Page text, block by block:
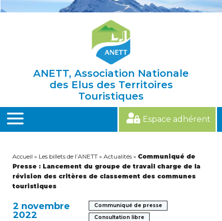
ANETT, Association Nationale
des Elus des Territoires
Touristiques
MENU
Espace adhérent
Accueil » Les billets de l’ANETT » Actualités » Communiqué de
Presse : Lancement du groupe de travail charge de la
révision des critères de classement des communes
touristiques
2 novembre
2022
Communiqué de presse
Consultation libre